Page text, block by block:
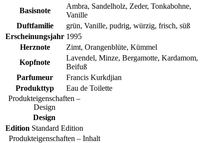
Basisnote
Ambra, Sandelholz, Zeder, Tonkabohne,
Vanille
Duftfamilie
grün, Vanille, pudrig, würzig, frisch, süß
Erscheinungsjahr 1995
Herznote
Zimt, Orangenblüte, Kümmel
Kopfnote
Lavendel, Minze, Bergamotte, Kardamom,
Beifuß
Parfumeur
Francis Kurkdjian
Produkttyp
Eau de Toilette
Produkteigenschaften –
Design
Design
Edition Standard Edition
Produkteigenschaften – Inhalt